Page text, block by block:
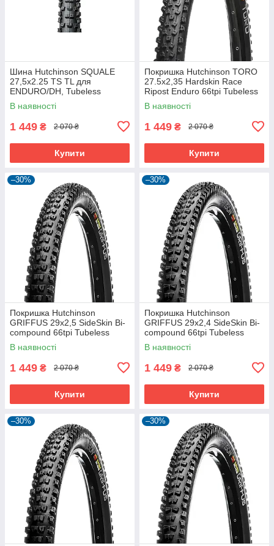
Шина Hutchinson SQUALE
27,5x2.25 TS TL для
ENDURO/DH, Tubeless
Ready, 2.25 дюйма
В наявності
1 449 ₴ 2 070 ₴
Купити
Покришка Hutchinson TORO
27.5х2,35 Hardskin Race
Ripost Enduro 66tpi Tubeless
Ready Складна Black
В наявності
1 449 ₴ 2 070 ₴
Купити
–30%
Покришка Hutchinson
GRIFFUS 29х2,5 SideSkin Bi-
compound 66tpi Tubeless
Ready Складна Black
В наявності
1 449 ₴ 2 070 ₴
Купити
–30%
Покришка Hutchinson
GRIFFUS 29х2,4 SideSkin Bi-
compound 66tpi Tubeless
Ready Складана Black
В наявності
1 449 ₴ 2 070 ₴
Купити
–30% –30%